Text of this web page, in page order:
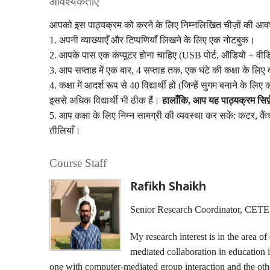
आपको इस पाठ्यक्रम को करने के लिए निम्नलिखित चीज़ों की
1. अपनी व्याख्याएँ और टिप्पणियाँ लिखने के लिए एक नोटबुक।
2. आपके पास एक कंप्यूटर होना चाहिए (USB पोर्ट, ऑडियो +
3. आप सप्ताह में एक बार, 4 सप्ताह तक, एक घंटे की कक्षा के लिए
4. कक्षा में आदर्श रूप से 40 विद्यार्थी हों (जिन्हें सुगम बनाने के
इससे अधिक विद्यार्थी भी ठीक हैं।हालाँकि, आप यह पाठ्यक्रम
5. आप कक्षा के लिए निम्न सामग्री की व्यवस्था कर सकें: कटर,
तीलियाँ।
Course Staff
Rafikh Shaikh
Senior Research Coordinator,
My research interest is in the area
mediated collaboration in
one with computer-mediated group interaction and the